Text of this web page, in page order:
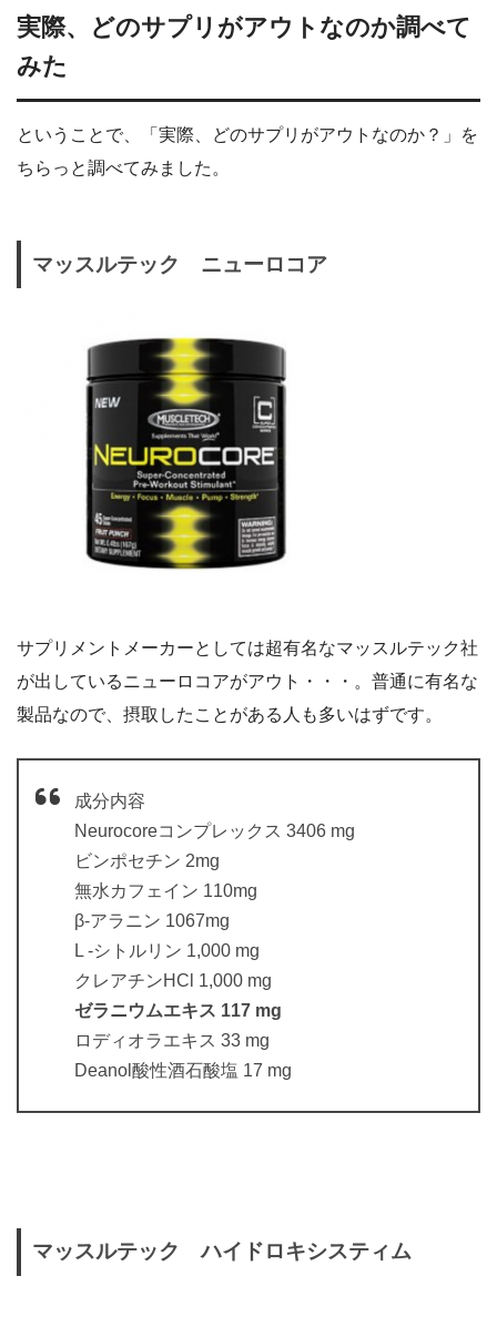
実際、どのサプリがアウトなのか調べて
みた
ということで、「実際、どのサプリがアウトなのか？」を
ちらっと調べてみました。
マッスルテック ニューロコア
サプリメントメーカーとしては超有名なマッスルテック社
が出しているニューロコアがアウト・・・。普通に有名な
製品なので、摂取したことがある人も多いはずです。
成分内容
Neurocoreコンプレックス 3406 mg
ビンポセチン 2mg
無水カフェイン 110mg
β-アラニン 1067mg
L -シトルリン 1,000 mg
クレアチンHCl 1,000 mg
ゼラニウムエキス 117 mg
ロディオラエキス 33 mg
Deanol酸性酒石酸塩 17 mg
マッスルテック ハイドロキシスティム